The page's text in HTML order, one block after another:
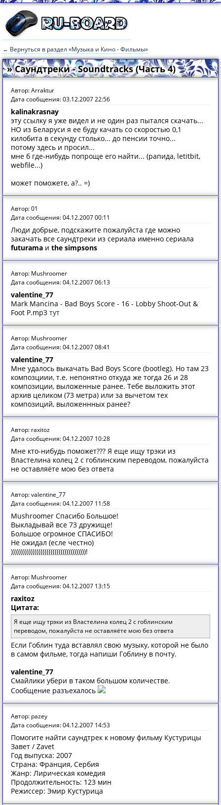
← Вернуться в раздел «Музыка и Кино - Фильмы»
» Саундтреки - Soundtracks (Часть 4)
Автор: Arraktur
Дата сообщения: 03.12.2007 22:56
kalinakrasnay
эту ссылку я уже видел и не один раз пытался скачать...
НО из Беларуси я ее буду качать со скоростью 0,1
килобита в секунду столько... до пенсии точно...
потому здесь и просил...
мне б где-нибудь попроще его найти... (рапида, letitbit,
webfile...)
может поможете, а?.. =)
Автор: 01
Дата сообщения: 04.12.2007 00:11
Люди добрые, подскажите пожалуйста где можно
закачать все саундтреки из сериала именно сериала
futurama и the simpsons
Автор: Mushroomer
Дата сообщения: 04.12.2007 06:13
valentine_77
Mark Mancina - Bad Boys Score - 16 - Lobby Shoot-Out &
Foot P.mp3 тут
Автор: Mushroomer
Дата сообщения: 04.12.2007 08:41
valentine_77
Мне удалось выкачать Bad Boys Score (bootleg). Но там 23
композциии, т.е. непонятно откуда же тогда 26 и 28
композиции, выложенные ранее. Тебе выложить этот
архив целиком (73 метра) или за вычетом тех
композиций, выложеннных ранее?
Автор: raxitoz
Дата сообщения: 04.12.2007 10:28
Мне кто-нибудь поможет??? Я еще ищу трэки из
Властелина колец 2 с гоблинским переводом, пожалуйста
не оставляёте мою без ответа
Автор: valentine_77
Дата сообщения: 04.12.2007 11:58
Mushroomer Спасибо Большое!
Выкладывай все 73 дружище!
Большое огромное СПАСИБО!
Не ожидал (есле честно)
))))))))))))))))))))))))))))))))))))))!
Автор: Mushroomer
Дата сообщения: 04.12.2007 13:15
raxitoz
Цитата:
Я еще ищу трэки из Властелина колец 2 с гоблинским
переводом, пожалуйста не оставляёте мою без ответа
Если Гоблин туда вставлял свою музыку, которой не было
в самом фильме, тогда напиши Гоблину в почту.
valentine_77
Смайлики убери в таком большом количестве.
Сообщение разъехалось
Автор: pazey
Дата сообщения: 04.12.2007 14:53
Помогите найти саундтрек к новому фильму Кустурицы
Завет / Zavet
Год выпуска: 2007
Страна: Франция, Сербия
Жанр: Лирическая комедия
Продолжительность: 123 мин
Режиссер: Эмир Кустурица